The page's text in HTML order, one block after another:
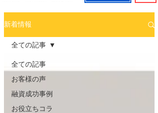
新着情報
全ての記事
お客様の声
融資成功事例
お役立ちコラ
全ての記事